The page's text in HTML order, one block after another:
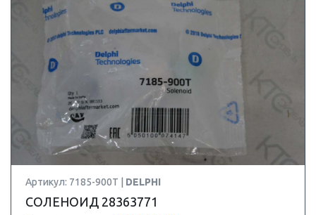
Артикул: 7185-900T | DELPHI
СОЛЕНОИД 28363771